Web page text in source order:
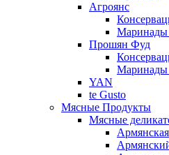
Агроянс
Маринады
Прошян Фуд
YAN
te Gusto
Мясные Продукты
Мясные